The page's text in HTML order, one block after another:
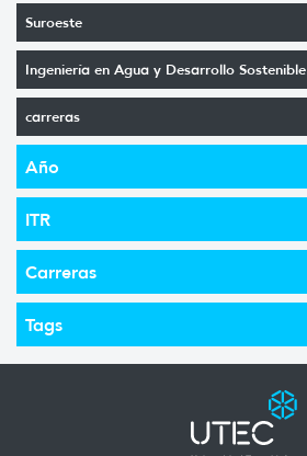
Suroeste
Ingeniería en Agua y Desarrollo Sostenible
carreras
Año
ITR
Carreras
Tags